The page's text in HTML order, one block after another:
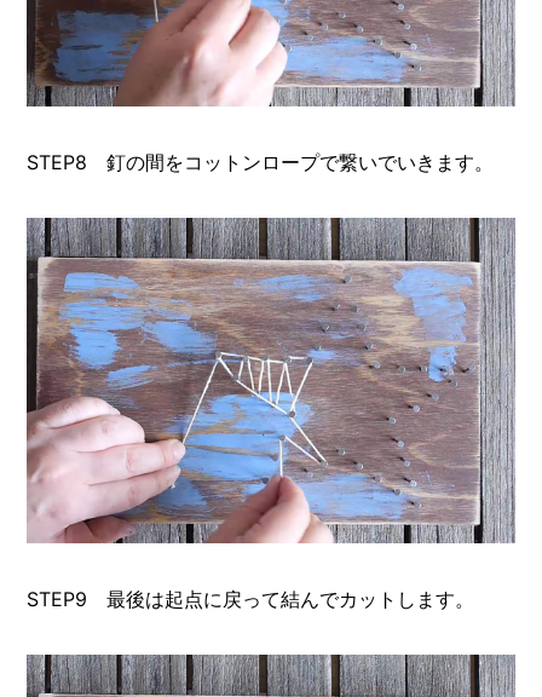
STEP8 釘の間をコットンロープで繋いでいきます。
STEP9 最後は起点に戻って結んでカットします。